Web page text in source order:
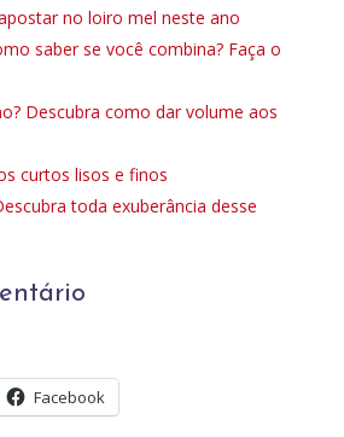
no loiro mel neste ano
saber se você combina? Faça o
Descubra como dar volume aos
curtos lisos e finos
toda exuberância desse
Facebook